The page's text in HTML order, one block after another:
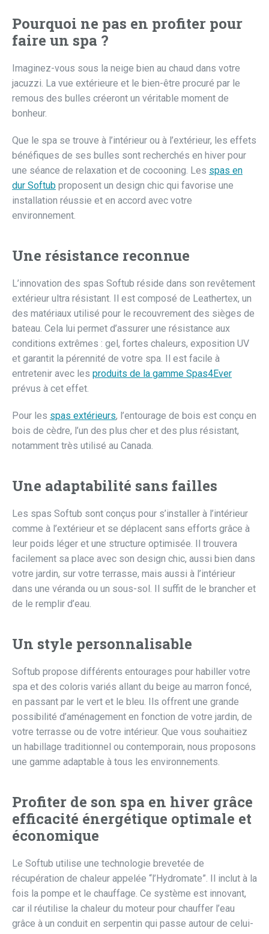
Pourquoi ne pas en profiter pour
faire un spa ?
Imaginez-vous sous la neige bien au chaud dans votre
jacuzzi. La vue extérieure et le bien-être procuré par le
remous des bulles créeront un véritable moment de
bonheur.
Que le spa se trouve à l’intérieur ou à l’extérieur, les effets
bénéfiques de ses bulles sont recherchés en hiver pour
une séance de relaxation et de cocooning. Les spas en
dur Softub proposent un design chic qui favorise une
installation réussie et en accord avec votre
environnement.
Une résistance reconnue
L’innovation des spas Softub réside dans son revêtement
extérieur ultra résistant. Il est composé de Leathertex, un
des matériaux utilisé pour le recouvrement des sièges de
bateau. Cela lui permet d’assurer une résistance aux
conditions extrêmes : gel, fortes chaleurs, exposition UV
et garantit la pérennité de votre spa. Il est facile à
entretenir avec les produits de la gamme Spas4Ever
prévus à cet effet.
Pour les spas extérieurs, l’entourage de bois est conçu en
bois de cèdre, l’un des plus cher et des plus résistant,
notamment très utilisé au Canada.
Une adaptabilité sans failles
Les spas Softub sont conçus pour s’installer à l’intérieur
comme à l’extérieur et se déplacent sans efforts grâce à
leur poids léger et une structure optimisée. Il trouvera
facilement sa place avec son design chic, aussi bien dans
votre jardin, sur votre terrasse, mais aussi à l’intérieur
dans une véranda ou un sous-sol. Il suffit de le brancher et
de le remplir d’eau.
Un style personnalisable
Softub propose différents entourages pour habiller votre
spa et des coloris variés allant du beige au marron foncé,
en passant par le vert et le bleu. Ils offrent une grande
possibilité d’aménagement en fonction de votre jardin, de
votre terrasse ou de votre intérieur. Que vous souhaitiez
un habillage traditionnel ou contemporain, nous proposons
une gamme adaptable à tous les environnements.
Profiter de son spa en hiver grâce
efficacité énergétique optimale et
économique
Le Softub utilise une technologie brevetée de
récupération de chaleur appelée “l’Hydromate”. Il inclut à la
fois la pompe et le chauffage. Ce système est innovant,
car il réutilise la chaleur du moteur pour chauffer l’eau
grâce à un conduit en serpentin qui passe autour de celui-